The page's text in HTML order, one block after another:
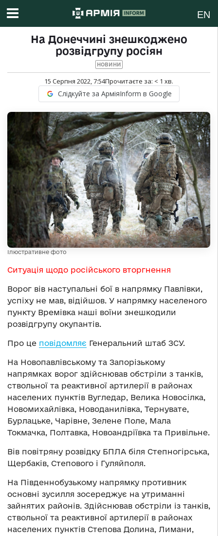
EN
На Донеччині знешкоджено
розвідгрупу росіян
НОВИНИ
15 Серпня 2022, 7:54Прочитаєте за: < 1 хв.
Слідкуйте за АрміяInform в Google
Ілюстративне фото
Ситуація щодо російського вторгнення
Ворог вів наступальні бої в напрямку Павлівки,
успіху не мав, відійшов. У напрямку населеного
пункту Времівка наші воїни знешкодили
розвідгрупу окупантів.
Про це повідомляє Генеральний штаб ЗСУ.
На Новопавлівському та Запорізькому
напрямках ворог здійснював обстріли з танків,
ствольної та реактивної артилерії в районах
населених пунктів Вугледар, Велика Новосілка,
Новомихайлівка, Новоданилівка, Тернувате,
Бурлацьке, Чарівне, Зелене Поле, Мала
Токмачка, Полтавка, Новоандріївка та Привільне.
Вів повітряну розвідку БПЛА біля Степногірська,
Щербаків, Степового і Гуляйполя.
На Південнобузькому напрямку противник
основні зусилля зосереджує на утриманні
зайнятих районів. Здійснював обстріли із танків,
ствольної та реактивної артилерії в районах
населених пунктів Степова Долина, Лимани,